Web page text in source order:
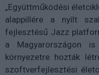
„Együttműködési
alappillére a nyílt
fejlesztésű Jazz
a Magyarországon
környezetre hozták
szoftverfejlesztési